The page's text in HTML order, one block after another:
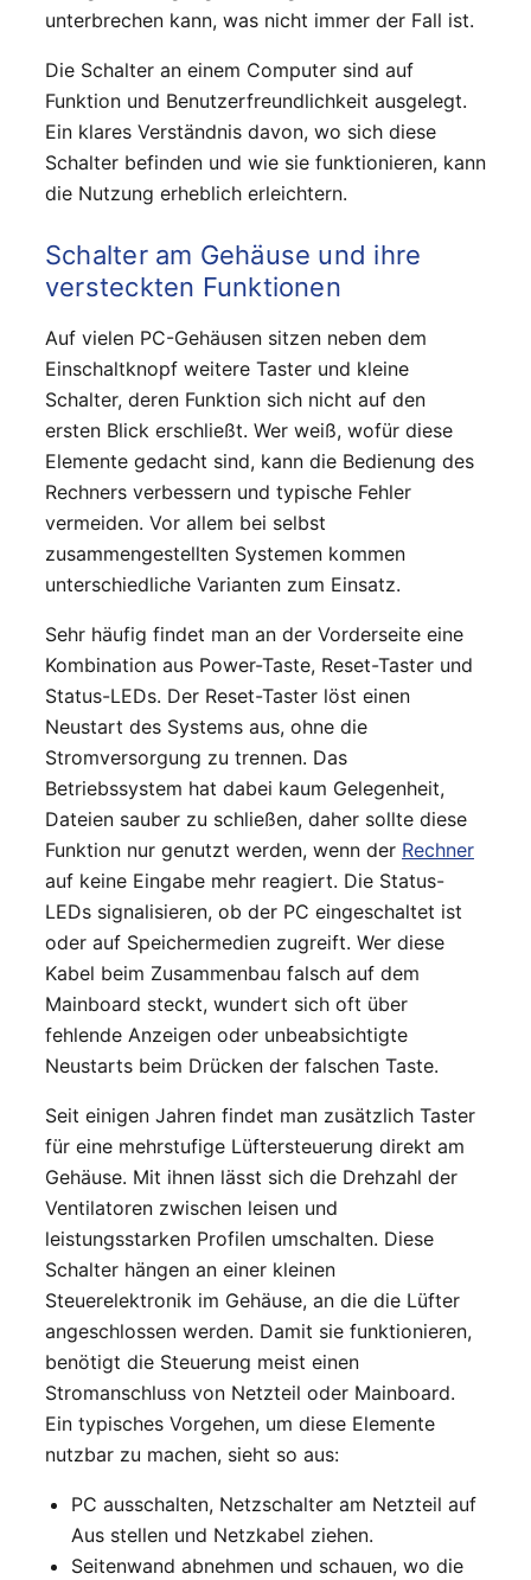
unterbrechen kann, was nicht immer der Fall ist.
Die Schalter an einem Computer sind auf
Funktion und Benutzerfreundlichkeit ausgelegt.
Ein klares Verständnis davon, wo sich diese
Schalter befinden und wie sie funktionieren, kann
die Nutzung erheblich erleichtern.
Schalter am Gehäuse und ihre
versteckten Funktionen
Auf vielen PC-Gehäusen sitzen neben dem
Einschaltknopf weitere Taster und kleine
Schalter, deren Funktion sich nicht auf den
ersten Blick erschließt. Wer weiß, wofür diese
Elemente gedacht sind, kann die Bedienung des
Rechners verbessern und typische Fehler
vermeiden. Vor allem bei selbst
zusammengestellten Systemen kommen
unterschiedliche Varianten zum Einsatz.
Sehr häufig findet man an der Vorderseite eine
Kombination aus Power-Taste, Reset-Taster und
Status-LEDs. Der Reset-Taster löst einen
Neustart des Systems aus, ohne die
Stromversorgung zu trennen. Das
Betriebssystem hat dabei kaum Gelegenheit,
Dateien sauber zu schließen, daher sollte diese
Funktion nur genutzt werden, wenn der Rechner
auf keine Eingabe mehr reagiert. Die Status-
LEDs signalisieren, ob der PC eingeschaltet ist
oder auf Speichermedien zugreift. Wer diese
Kabel beim Zusammenbau falsch auf dem
Mainboard steckt, wundert sich oft über
fehlende Anzeigen oder unbeabsichtigte
Neustarts beim Drücken der falschen Taste.
Seit einigen Jahren findet man zusätzlich Taster
für eine mehrstufige Lüftersteuerung direkt am
Gehäuse. Mit ihnen lässt sich die Drehzahl der
Ventilatoren zwischen leisen und
leistungsstarken Profilen umschalten. Diese
Schalter hängen an einer kleinen
Steuerelektronik im Gehäuse, an die die Lüfter
angeschlossen werden. Damit sie funktionieren,
benötigt die Steuerung meist einen
Stromanschluss von Netzteil oder Mainboard.
Ein typisches Vorgehen, um diese Elemente
nutzbar zu machen, sieht so aus:
PC ausschalten, Netzschalter am Netzteil auf
Aus stellen und Netzkabel ziehen.
Seitenwand abnehmen und schauen, wo die